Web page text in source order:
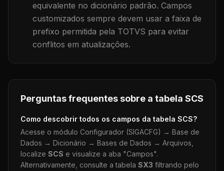
equivalente no dicionário padrão. Campos
customizados sempre devem usar a faixa de
prefixo permitida pela TOTVS para evitar
conflitos em atualizações.
Perguntas frequentes sobre a tabela SCS
Como descobrir todos os campos da tabela SCS?
Acesse o módulo Configurador (SIGACFG) → Base de
Dados → Dicionário → Bases de Dados → Arquivos,
localize SCS e visualize a aba "Campos".
Alternativamente, consulte a tabela SX3 filtrando pelo